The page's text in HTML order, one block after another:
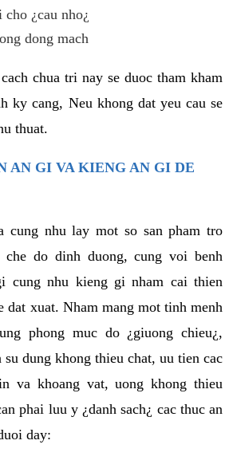
cho ¿cau nho¿
dong mach
chua tri nay se duoc tham kham
ky cang, Neu khong dat yeu cau se
thuat.
AN GI VA KIENG AN GI DE
cung nhu lay mot so san pham tro
do dinh duong, cung voi benh
cung nhu kieng gi nham cai thien
dat xuat. Nham mang mot tinh menh
phong muc do ¿giuong chieu¿,
su dung khong thieu chat, uu tien cac
va khoang vat, uong khong thieu
phai luu y ¿danh sach¿ cac thuc an
day: